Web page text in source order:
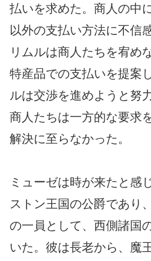
払いを求めた。商人の中
以外の支払い方法に不信
リムルは商人たちを宥め
特産品での支払いを提案
ルは交渉を進めようと努
商人たちは一方的な要求
解決に至らなかった。
ミューゼは時が来たと感
ストン王国の公爵であり
の一員として、西側諸国
いた。彼は長老から、魔